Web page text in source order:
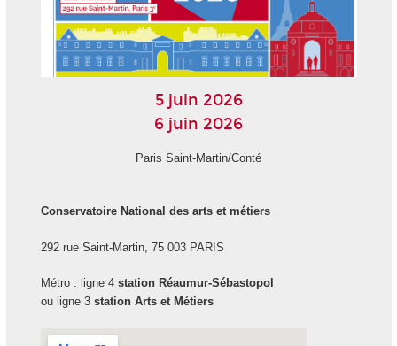
5 juin 2026
6 juin 2026
Paris Saint-Martin/Conté
Conservatoire National des arts et métiers
292 rue Saint-Martin, 75 003 PARIS
Métro : ligne 4 station Réaumur-Sébastopol
ou ligne 3station Arts et Métiers